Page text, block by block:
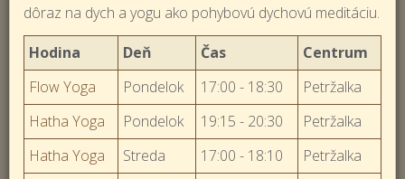
dôraz na dych a yogu ako pohybovú dychovú meditáciu.
Hodina Deň Čas
Centrum
Flow Yoga
Pondelok 17:00 - 18:30
Petržalka
Hatha Yoga
Pondelok 19:15 - 20:30
Petržalka
Hatha Yoga
Streda 17:00 - 18:10
Petržalka